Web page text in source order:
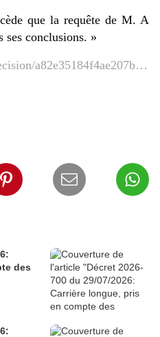
que la requête de M. A
ses conclusions. »
https://justice.pappers.fr/decision/a82e35184f4ae207badbf245f234460275df8fdb
des